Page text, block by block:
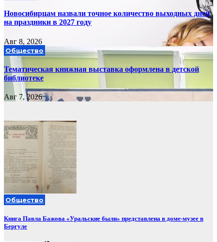
Новосибирцам назвали точное количество выходных дней
на праздники в 2027 году
Авг 8, 2026
Общество
Тематическая книжная выставка оформлена в детской
библиотеке
Авг 7, 2026
Общество
Книга Павла Бажова «Уральские были» представлена в доме-музее в
Бергуле